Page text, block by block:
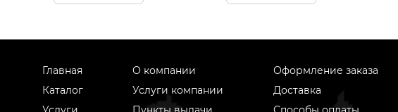
Главная
Каталог
О компании
Услуги компании
Оформление заказа
Доставка